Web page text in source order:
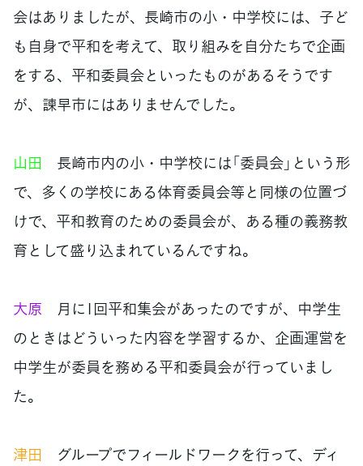
会はありましたが、長崎市の小・中学校には、子ど
も自身で平和を考えて、取り組みを自分たちで企画
をする、平和委員会といったものがあるそうです
が、諫早市にはありませんでした。
山田 長崎市内の小・中学校には「委員会」という形
で、多くの学校にある体育委員会等と同様の位置づ
けで、平和教育のための委員会が、ある種の義務教
育として盛り込まれているんですね。
大原 月に1回平和集会があったのですが、中学生
のときはどういった内容を学習するか、企画運営を
中学生が委員を務める平和委員会が行っていまし
た。
津田 グループでフィールドワークを行って、ディ